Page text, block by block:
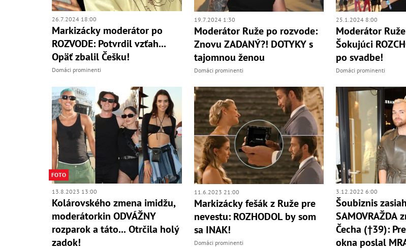
26.7.2024 18:00
Markizácky moderátor po
ROZVODE: Potvrdil vzťah...
Opäť zbalil Češku!
Domáci prominenti
19.7.2024 1:30
Moderátor Ruže po rozvode:
Znovu ZADANÝ?! DOTYKY s
tajomnou ženou
Domáci prominenti
25.1.2024 8:00
Moderátor
Šokujúci
po svadbe!
Domáci prominenti
FOTO
13.8.2023 13:00
Kolárovského zmena imidžu,
moderátorkin ODVÁŽNY
rozparok a táto... Otrčila holý
zadok!
11.6.2023 21:00
Markizácky fešák z Ruže pre
nevestu: ROZHODOL by som
sa INAK!
Domáci prominenti
3.12.2022 6:00
Šoubiznis
SAMOVRAŽDA
Čecha (†39):
okna poslal